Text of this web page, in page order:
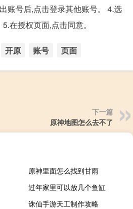
账号后,点击登录其他账号。 4.选
在授权页面,点击同意。
开原 账号 页面
下一篇
原神地图怎么去不了
原神里面怎么找到甘雨
过年家里可以放几个鱼缸
诛仙手游天工制作攻略